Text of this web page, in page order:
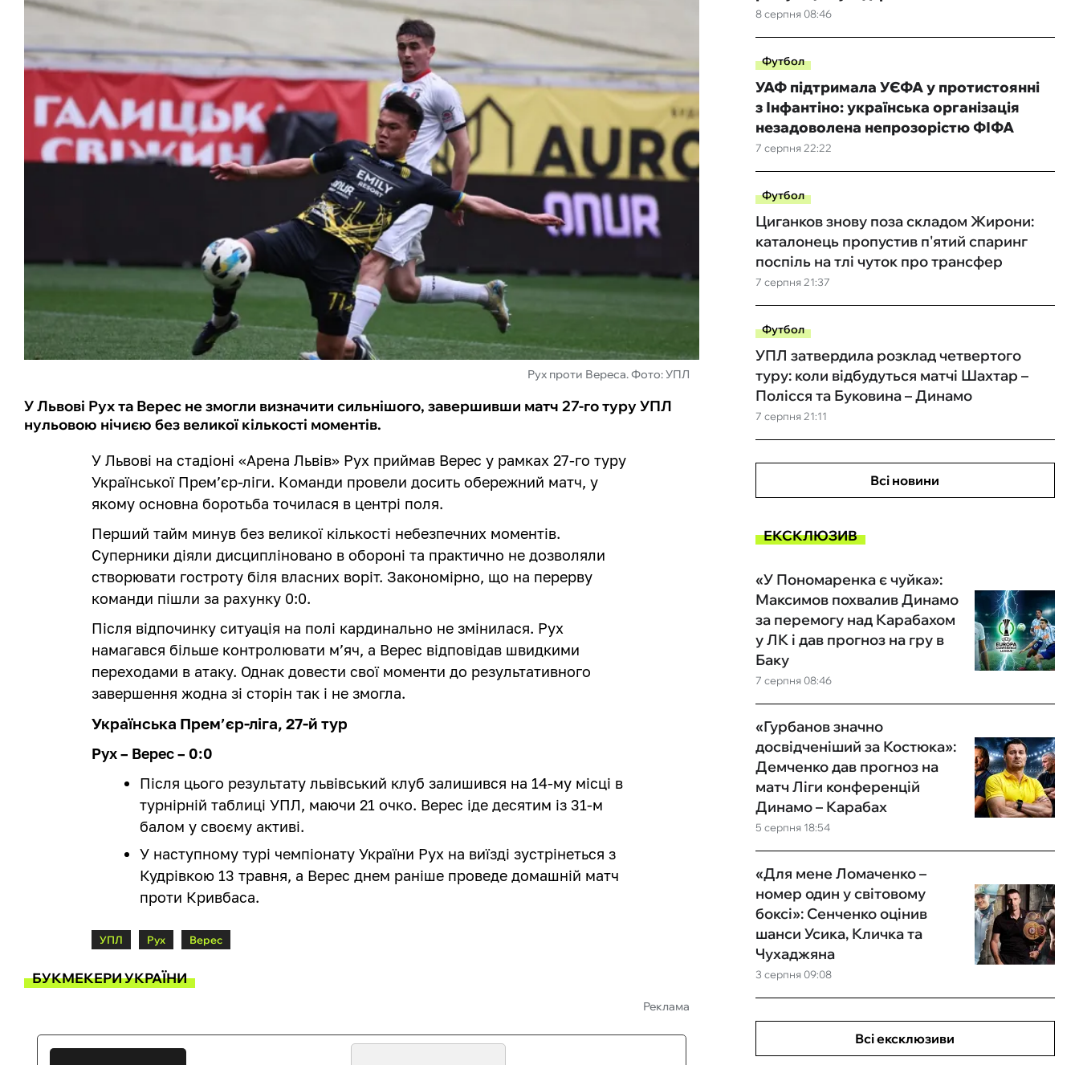
Рух проти Вереса. Фото: УПЛ
У Львові Рух та Верес не змогли визначити сильнішого, завершивши матч 27-го туру УПЛ
нульовою нічиєю без великої кількості моментів.
У Львові на стадіоні «Арена Львів» Рух приймав Верес у рамках 27-го туру
Української Прем’єр-ліги. Команди провели досить обережний матч, у
якому основна боротьба точилася в центрі поля.
Перший тайм минув без великої кількості небезпечних моментів.
Суперники діяли дисципліновано в обороні та практично не дозволяли
створювати гостроту біля власних воріт. Закономірно, що на перерву
команди пішли за рахунку 0:0.
Після відпочинку ситуація на полі кардинально не змінилася. Рух
намагався більше контролювати м’яч, а Верес відповідав швидкими
переходами в атаку. Однак довести свої моменти до результативного
завершення жодна зі сторін так і не змогла.
Українська Прем’єр-ліга, 27-й тур
Рух – Верес – 0:0
Після цього результату львівський клуб залишився на 14-му місці в
турнірній таблиці УПЛ, маючи 21 очко. Верес іде десятим із 31-м
балом у своєму активі.
У наступному турі чемпіонату України Рух на виїзді зустрінеться з
Кудрівкою 13 травня, а Верес днем раніше проведе домашній матч
проти Кривбаса.
УПЛ Рух Верес
БУКМЕКЕРИ УКРАЇНИ
Реклама
8 серпня 08:46
Футбол
7 серпня 22:22
УАФ підтримала УЄФА у протистоянні
з Інфантіно: українська організація
незадоволена непрозорістю ФІФА
Футбол
7 серпня 21:37
Циганков знову поза складом Жирони:
каталонець пропустив п'ятий спаринг
поспіль на тлі чуток про трансфер
Футбол
7 серпня 21:11
УПЛ затвердила розклад четвертого
туру: коли відбудуться матчі Шахтар –
Полісся та Буковина – Динамо
Всі новини
ЕКСКЛЮЗИВ
7 серпня 08:46
«У Пономаренка є чуйка»:
Максимов похвалив Динамо
за перемогу над Карабахом
у ЛК і дав прогноз на гру в
Баку
5 серпня 18:54
«Гурбанов значно
досвідченіший за Костюка»:
Демченко дав прогноз на
матч Ліги конференцій
Динамо – Карабах
3 серпня 09:08
«Для мене Ломаченко –
номер один у світовому
боксі»: Сенченко оцінив
шанси Усика, Кличка та
Чухаджяна
Всі ексклюзиви